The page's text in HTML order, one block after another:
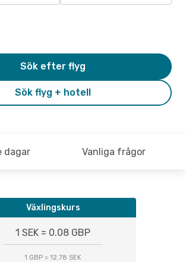
Sök flyg + hotell
Sök efter flyg
dagar Vanliga frågor
Växlingskurs
1 SEK = 0.08 GBP
1 GBP = 12.78 SEK